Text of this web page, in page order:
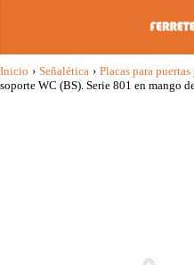
Inicio › Señalética › Placas para
soporte WC (BS). Serie 801 en mango